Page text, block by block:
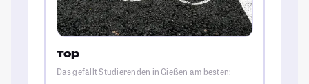
Top
Das gefällt Studierenden in Gießen am besten: